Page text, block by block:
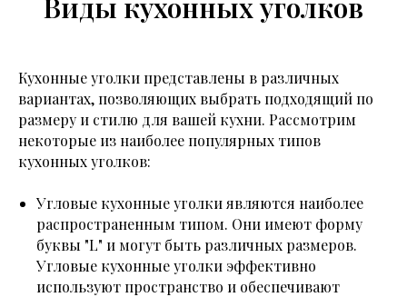
Виды кухонных уголков
Кухонные уголки представлены в различных
вариантах, позволяющих выбрать подходящий по
размеру и стилю для вашей кухни. Рассмотрим
некоторые из наиболее популярных типов
кухонных уголков:
Угловые кухонные уголки являются наиболее
распространенным типом. Они имеют форму
буквы "L" и могут быть различных размеров.
Угловые кухонные уголки эффективно
используют пространство и обеспечивают